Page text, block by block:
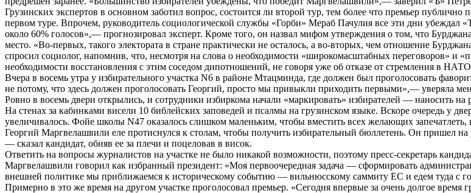
Грузинских экспертов в основном заботил вопрос, состоится ли второй тур, тем более что премьер публично
первом туре. Впрочем, руководитель социологической службы «Горби» Мераб Пачулия все эти дни убеждал
около 60% голосов»,— прогнозировал эксперт. Кроме того, он назвал мифом утверждения о том, что
место. «Во-первых, такого электората в стране практически не осталось, а во-вторых, чем отношение
спросил социолог, напомнив, что, несмотря на слова о необходимости «широкомасштабных переговоров» и
необходимости восстановления с этим соседом дипотношений, не говоря уже об отказе от стремления в
Вчера в восемь утра у избирательного участка N6 в районе Мтацминда, где должен был проголосовать
не потому, что здесь должен проголосовать Георгий, просто мы привыкли приходить первыми»,— уверяла
Ровно в восемь двери открылись, и сотрудники избиркома начали «маркировать» избирателей — наносить
На стенах за кабинками висели 10 библейских заповедей и псалмы на грузинском языке. Вскоре очередь у
увеличивалось. Фойе школы N47 оказалось слишком маленьким, чтобы вместить всех желающих запечатлеть,
Георгий Маргвелашвили еле протиснулся к столам, чтобы получить избирательный бюллетень. Он пришел
— сказал кандидат, обняв ее за плечи и поцеловав в висок.
Ответить на вопросы журналистов на участке не было никакой возможности, поэтому пресс-секретарь
Маргвелашвили говорил как избранный президент: «Моя первоочередная задача — сформировать
внешней политике мы приближаемся к историческому событию — вильнюсскому саммиту ЕС и едем туда с
Примерно в это же время на другом участке проголосовал премьер. «Сегодня впервые за очень долгое